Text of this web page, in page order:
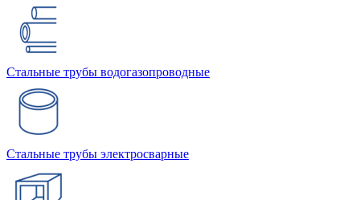
Стальные трубы водогазопроводные
Стальные трубы электросварные